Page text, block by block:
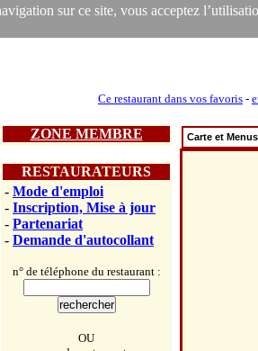
sur ce site, vous acceptez
Ce restaurant dans vos favoris -
ZONE MEMBRE
RESTAURATEURS
- Mode d'emploi
- Inscription, Mise à jour
- Partenariat
- Demande d'autocollant
n° de téléphone du restaurant :
OU
Carte et Menus